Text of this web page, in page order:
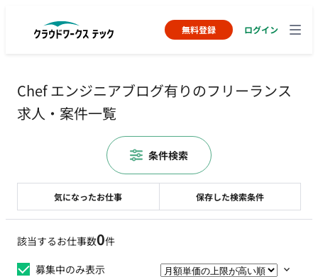
無料登録 ログイン
Chef エンジニアブログ有りのフリーランス
求人・案件一覧
該当するお仕事数0件
募集中のみ表示
気になったお仕事 保存した検索条件
条件検索